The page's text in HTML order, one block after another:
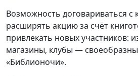
Возможность договариваться с
расширять акцию за счёт
привлекать новых участников:
магазины, клубы —
«Библионочи».